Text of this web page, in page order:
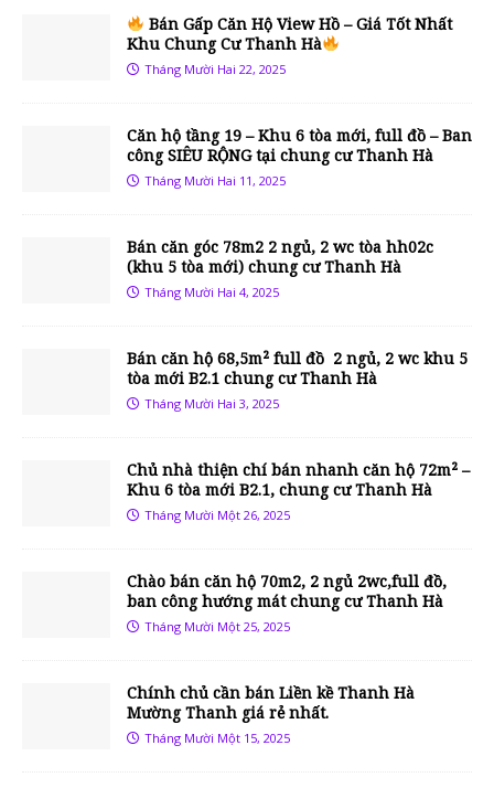
Bán Gấp Căn Hộ View Hồ – Giá Tốt Nhất
Khu Chung Cư Thanh Hà
Tháng Mười Hai 22, 2025
Căn hộ tầng 19 – Khu 6 tòa mới, full đồ – Ban
công SIÊU RỘNG tại chung cư Thanh Hà
Tháng Mười Hai 11, 2025
Bán căn góc 78m2 2 ngủ, 2 wc tòa hh02c
(khu 5 tòa mới) chung cư Thanh Hà
Tháng Mười Hai 4, 2025
Bán căn hộ 68,5m² full đồ 2 ngủ, 2 wc khu 5
tòa mới B2.1 chung cư Thanh Hà
Tháng Mười Hai 3, 2025
Chủ nhà thiện chí bán nhanh căn hộ 72m² –
Khu 6 tòa mới B2.1, chung cư Thanh Hà
Tháng Mười Một 26, 2025
Chào bán căn hộ 70m2, 2 ngủ 2wc,full đồ,
ban công hướng mát chung cư Thanh Hà
Tháng Mười Một 25, 2025
Chính chủ cần bán Liền kề Thanh Hà
Mường Thanh giá rẻ nhất.
Tháng Mười Một 15, 2025